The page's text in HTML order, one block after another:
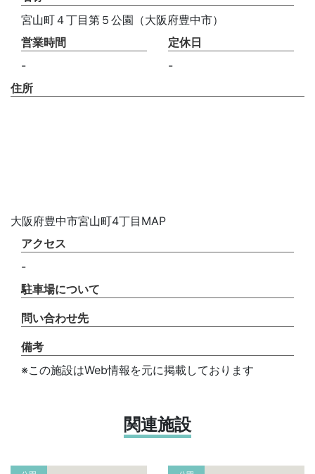
宮山町４丁目第５公園（大阪府豊中市）
営業時間
-
定休日
-
住所
大阪府豊中市宮山町4丁目MAP
アクセス
-
駐車場について
問い合わせ先
備考
※この施設はWeb情報を元に掲載しております
関連施設